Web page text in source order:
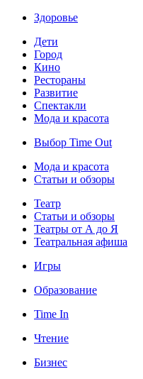
Здоровье
Дети
Город
Кино
Рестораны
Развитие
Спектакли
Мода и красота
Выбор Time Out
Мода и красота
Статьи и обзоры
Театр
Статьи и обзоры
Театры от А до Я
Театральная афиша
Игры
Образование
Time In
Чтение
Бизнес